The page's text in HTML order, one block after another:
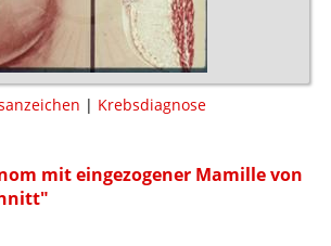
| Krebsdiagnose
mit eingezogener Mamille von